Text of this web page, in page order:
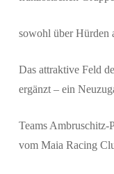
sowohl über Hürden
Das attraktive Feld
ergänzt – ein
Teams Ambruschitz-
vom Maia Racing